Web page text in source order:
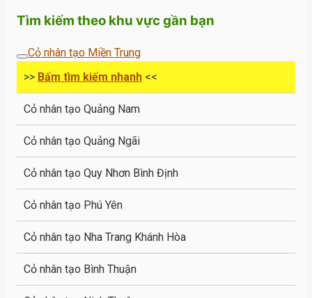
Tìm kiếm theo khu vực gần bạn
Cỏ nhân tạo Miền Trung
>> Bấm tìm kiếm nhanh <<
Cỏ nhân tạo Quảng Nam
Cỏ nhân tạo Quảng Ngãi
Cỏ nhân tạo Quy Nhơn Bình Định
Cỏ nhân tạo Phú Yên
Cỏ nhân tạo Nha Trang Khánh Hòa
Cỏ nhân tạo Bình Thuận